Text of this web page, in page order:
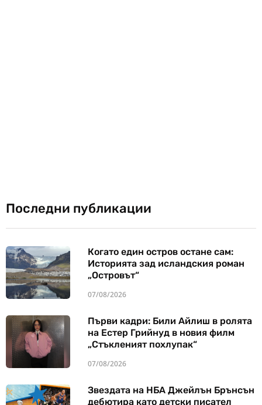
Последни публикации
Когато един остров остане сам:
Историята зад исландския роман
„Островът“
07/08/2026
Първи кадри: Били Айлиш в ролята
на Естер Грийнуд в новия филм
„Стъкленият похлупак“
07/08/2026
Звездата на НБА Джейлън Брънсън
дебютира като детски писател